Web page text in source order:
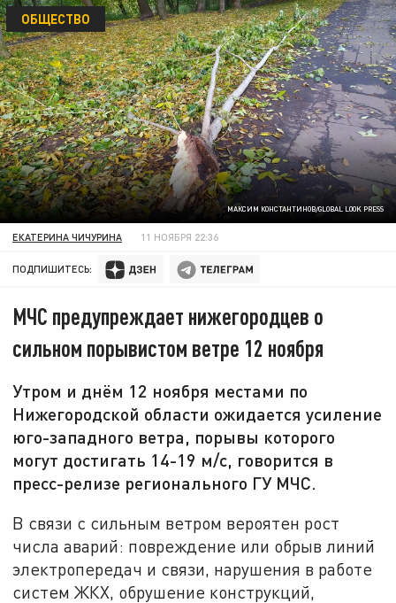
МАКСИМ КОНСТАНТИНОВ/GLOBAL LOOK PRESS
ОБЩЕСТВО
ЕКАТЕРИНА ЧИЧУРИНА 11 НОЯБРЯ 22:36
ПОДПИШИТЕСЬ:
МЧС предупреждает нижегородцев о
сильном порывистом ветре 12 ноября
Утром и днём 12 ноября местами по
Нижегородской области ожидается усиление
юго-западного ветра, порывы которого
могут достигать 14-19 м/с, говорится в
пресс-релизе регионального ГУ МЧС.
В связи с сильным ветром вероятен рост
числа аварий: повреждение или обрыв линий
электропередач и связи, нарушения в работе
систем ЖКХ, обрушение конструкций,